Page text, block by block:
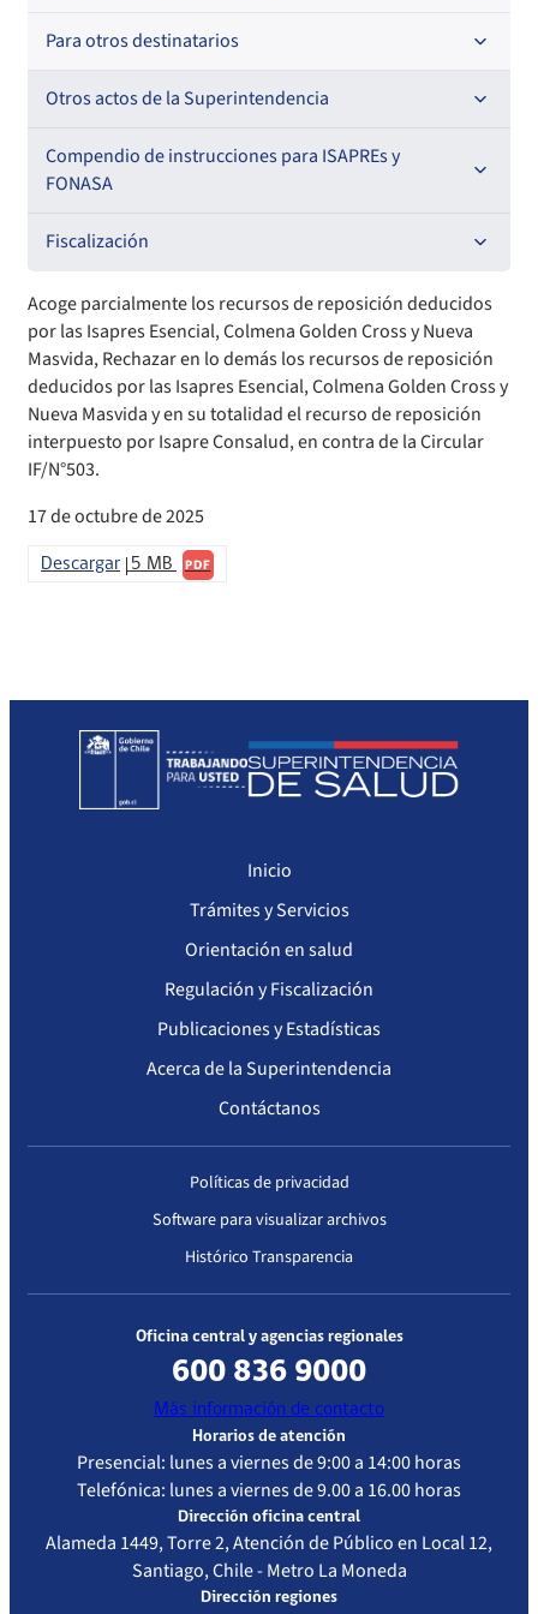
Oficios Circulares
Resoluciones
Oficios Circulares
Circulares
Circulares internas
Resoluciones
Para otros destinatarios
Circulares
Otros actos de la Superintendencia
Antecedentes preparatorios de normas que afecten a
EMT Ley N° 20.416
Comisión Evaluadora de Licitaciones Públicas
Convenios de colaboración
Declaración de patrimonio e intereses de autoridades
Decreta reserva o secreto según Ley N° 20.285
Estructura Orgánica
Informes de Fiscalización
Llamados a concurso de personal
Sanciones aplicadas
Actas Consejo Consultivo Ley Corta de Isapres
Compendio de instrucciones para ISAPREs y
FONASA
Compendio Beneficios
Compendio de Archivos Maestros
Compendio Información
Compendio Instrumentos Contractuales
Compendio Procedimientos
Fiscalización
Informes de fiscalización
Sanciones aplicadas
Sanciones a Entidades Acreditadoras
Sanciones Agentes de Ventas
Sanciones a Isapres
Sanciones a Prestadores
Acoge parcialmente los recursos de reposición deducidos
por las Isapres Esencial, Colmena Golden Cross y Nueva
Masvida, Rechazar en lo demás los recursos de reposición
deducidos por las Isapres Esencial, Colmena Golden Cross y
Nueva Masvida y en su totalidad el recurso de reposición
interpuesto por Isapre Consalud, en contra de la Circular
IF/N°503.
17 de octubre de 2025
Descargar 5 MB PDF
Inicio
Trámites y Servicios
Orientación en salud
Regulación y Fiscalización
Publicaciones y Estadísticas
Acerca de la Superintendencia
Contáctanos
Políticas de privacidad
Software para visualizar archivos
Histórico Transparencia
Oficina central y agencias regionales
600 836 9000
Más información de contacto
Horarios de atención
Presencial: lunes a viernes de 9:00 a 14:00 horas
Telefónica: lunes a viernes de 9.00 a 16.00 horas
Dirección oficina central
Alameda 1449, Torre 2, Atención de Público en Local 12,
Santiago, Chile - Metro La Moneda
Dirección regiones